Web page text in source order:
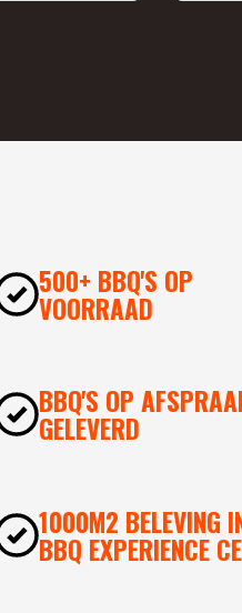
500+ BBQ'S OP
VOORRAAD
BBQ'S OP
GELEVERD
1000M2 BELEVING
BBQ EXPERIENCE